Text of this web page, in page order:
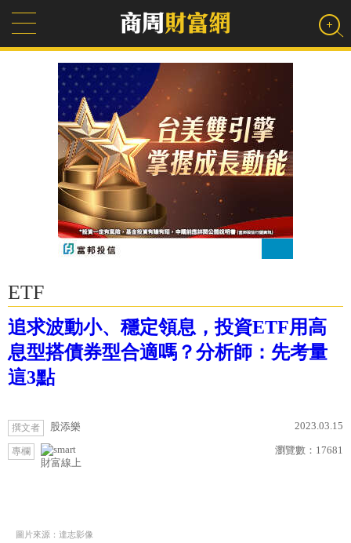
ETF
追求波動小、穩定領息，投資ETF用高
息型搭債券型合適嗎？分析師：先考量
這3點
撰文者 股添樂 2023.03.15
專欄
財富線上
瀏覽數： 17681
圖片來源：達志影像